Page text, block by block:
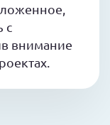
с
внимание